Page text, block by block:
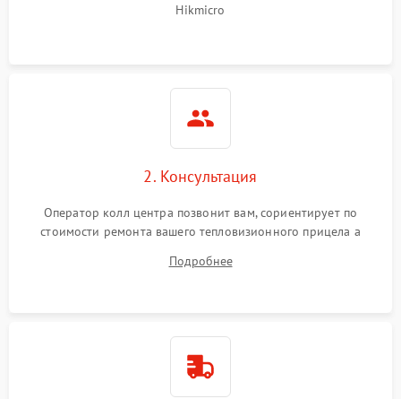
Hikmicro
2. Консультация
Оператор колл центра позвонит вам, сориентирует по
стоимости ремонта вашего тепловизионного прицела а
Подробнее